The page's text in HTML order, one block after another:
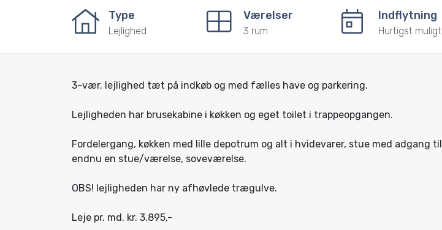
Type
Lejlighed
Værelser
3 rum
Indflytning
Hurtigst muligt
3-vær. lejlighed tæt på indkøb og med fælles have og parkering.
Lejligheden har brusekabine i køkken og eget toilet i trappeopgangen.
Fordelergang, køkken med lille depotrum og alt i hvidevarer, stue med adgang til
endnu en stue/værelse, soveværelse.
OBS! lejligheden har ny afhøvlede trægulve.
Leje pr. md. kr. 3.895,-